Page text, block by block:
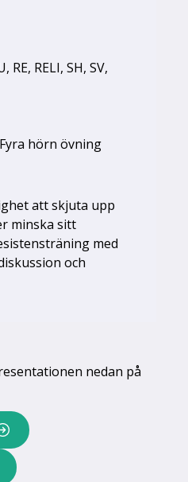
, RE, RELI, SH, SV,
hörn övning
att skjuta upp
minska sitt
med
och
nedan på